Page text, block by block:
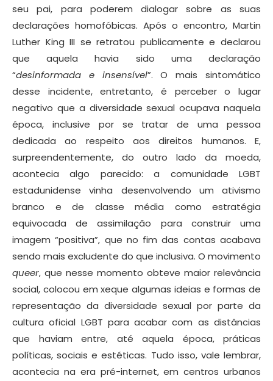
seu pai, para poderem dialogar sobre as suas
declarações homofóbicas. Após o encontro, Martin
Luther King III se retratou publicamente e declarou
que aquela havia sido uma declaração
“desinformada e insensível”. O mais sintomático
desse incidente, entretanto, é perceber o lugar
negativo que a diversidade sexual ocupava naquela
época, inclusive por se tratar de uma pessoa
dedicada ao respeito aos direitos humanos. E,
surpreendentemente, do outro lado da moeda,
acontecia algo parecido: a comunidade LGBT
estadunidense vinha desenvolvendo um ativismo
branco e de classe média como estratégia
equivocada de assimilação para construir uma
imagem “positiva”, que no fim das contas acabava
sendo mais excludente do que inclusiva. O movimento
queer, que nesse momento obteve maior relevância
social, colocou em xeque algumas ideias e formas de
representação da diversidade sexual por parte da
cultura oficial LGBT para acabar com as distâncias
que haviam entre, até aquela época, práticas
políticas, sociais e estéticas. Tudo isso, vale lembrar,
acontecia na era pré-internet, em centros urbanos